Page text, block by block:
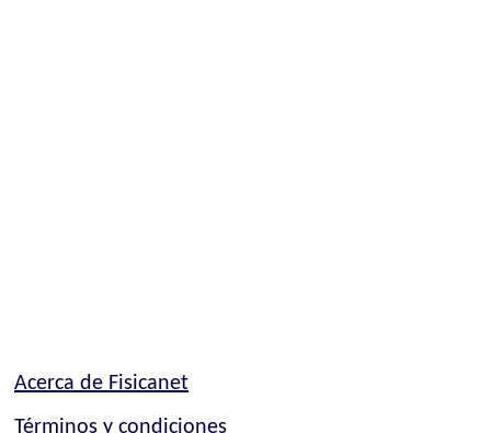
Acerca de Fisicanet
Términos y condiciones